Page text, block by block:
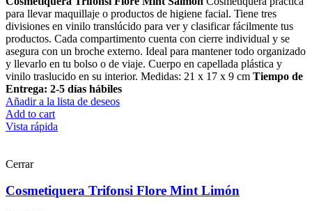
para llevar maquillaje o productos de higiene facial. Tiene tres
divisiones en vinilo translúcido para ver y clasificar fácilmente tus
productos. Cada compartimento cuenta con cierre individual y se
asegura con un broche externo. Ideal para mantener todo organizado
y llevarlo en tu bolso o de viaje. Cuerpo en capellada plástica y
vinilo traslucido en su interior. Medidas: 21 x 17 x 9 cm Tiempo de
Entrega: 2-5 días hábiles
Añadir a la lista de deseos
Add to cart
Vista rápida
Cerrar
Cosmetiquera Trifonsi Flore Mint Limón